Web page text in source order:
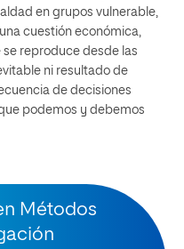
en grupos vulnerable,
cuestión económica,
se reproduce desde las
ni resultado de
de decisiones
podemos y debemos
Métodos